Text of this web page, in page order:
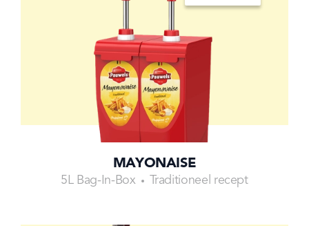
MAYONAISE
5L Bag-In-Box Traditioneel recept